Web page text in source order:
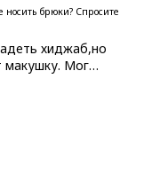
брюки? Спросите
хиджаб,но
макушку. Мог…